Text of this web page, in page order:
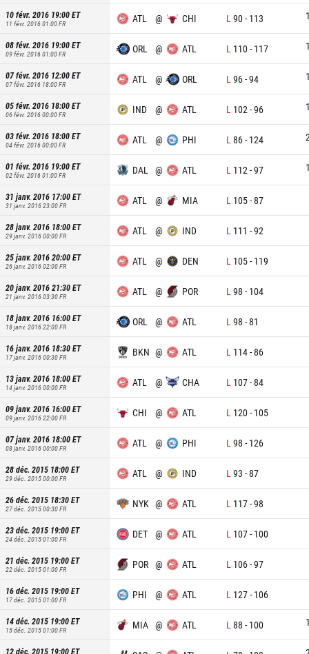
10 févr. 2016 19:00ET
11 févr. 2016 01:00FR ATL @ CHI L 90- 113
08 févr. 2016 19:00ET
09 févr. 2016 01:00FR ORL @ ATL L 110- 117
07 févr. 2016 12:00ET
07 févr. 2016 18:00FR ATL @ ORL L 96-94
05 févr. 2016 18:00ET
06 févr. 2016 00:00FR IND @ ATL L 102 -96
03 févr. 2016 18:00ET
04 févr. 2016 00:00FR ATL @ PHI L 86- 124
01 févr. 2016 19:00ET
02 févr. 2016 01:00FR DAL @ ATL L 112 -97
31 janv. 2016 17:00ET
31 janv. 2016 23:00FR ATL @ MIA L 105-87
28 janv. 2016 18:00ET
29 janv. 2016 00:00FR ATL @ IND L 111 -92
25 janv. 2016 20:00ET
26 janv. 2016 02:00FR ATL @ DEN L 105- 119
20 janv. 2016 21:30ET
21 janv. 2016 03:30FR ATL @ POR L 98 - 104
18 janv. 2016 16:00ET
18 janv. 2016 22:00FR ORL @ ATL L 98 -81
16 janv. 2016 18:30ET
17 janv. 2016 00:30FR BKN @ ATL L 114-86
13 janv. 2016 18:00ET
14 janv. 2016 00:00FR ATL @ CHA L 107-84
09 janv. 2016 16:00ET
09 janv. 2016 22:00FR CHI @ ATL L 120- 105
07 janv. 2016 18:00ET
08 janv. 2016 00:00FR ATL @ PHI L 98 - 126
28 déc. 2015 18:00ET
29 déc. 2015 00:00FR ATL @ IND L 93 -87
26 déc. 2015 18:30ET
27 déc. 2015 00:30FR NYK @ ATL L 117-98
23 déc. 2015 19:00ET
24 déc. 2015 01:00FR DET @ ATL L 107- 100
21 déc. 2015 19:00ET
22 déc. 2015 01:00FR POR @ ATL L 106-97
16 déc. 2015 19:00ET
17 déc. 2015 01:00FR PHI @ ATL L 127- 106
14 déc. 2015 19:00ET
15 déc. 2015 01:00FR MIA @ ATL L 88 - 100
12 déc. 2015 19:00ET